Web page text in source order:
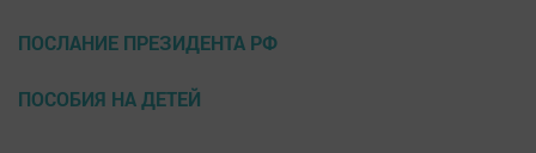
ПОСЛАНИЕ ПРЕЗИДЕНТА РФ
ПОСОБИЯ НА ДЕТЕЙ